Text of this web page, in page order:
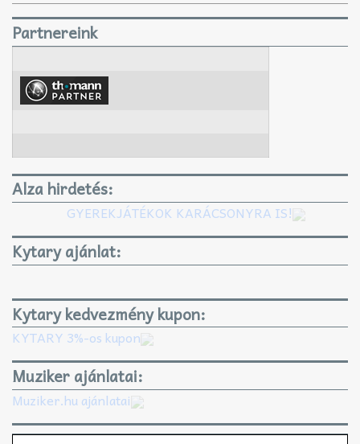
Partnereink
Alza hirdetés:
GYEREKJÁTÉKOK KARÁCSONYRA IS!
Kytary ajánlat:
Kytary kedvezmény kupon:
KYTARY 3%-os kupon
Muziker ajánlatai:
Muziker.hu ajánlatai